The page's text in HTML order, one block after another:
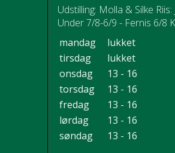
Udstilling: Molla & Silke Riis:
Under 7/8-6/9 - Fernis 6/8
mandag
lukket
tirsdag
lukket
onsdag
13 - 16
torsdag
13 - 16
fredag
13 - 16
lørdag
13 - 16
søndag
13 - 16